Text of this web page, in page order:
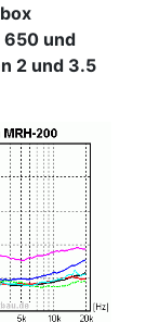
650 und
2 und 3.5